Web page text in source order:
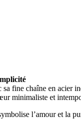
sa fine chaîne en acier
minimaliste et
l’amour et la